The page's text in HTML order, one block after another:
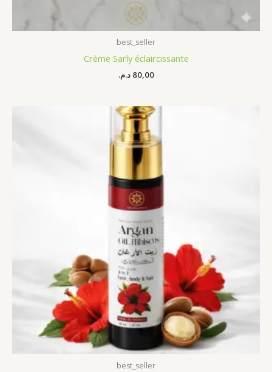
best_seller
Crème Sarly éclaircissante
80,00 د.م.
best_seller